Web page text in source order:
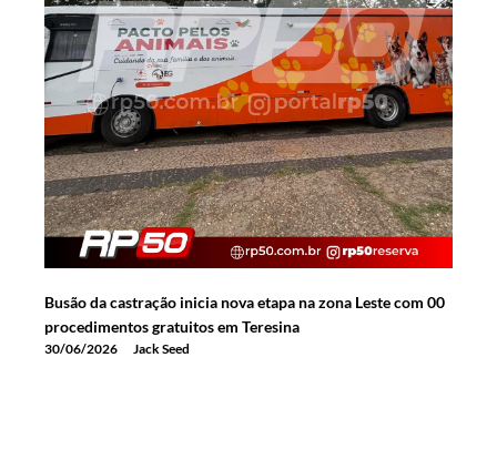
Busão da castração inicia nova etapa na zona Leste com 00
procedimentos gratuitos em Teresina
30/06/2026 Jack Seed